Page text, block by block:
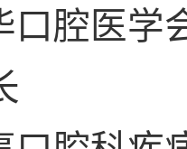
口腔医学